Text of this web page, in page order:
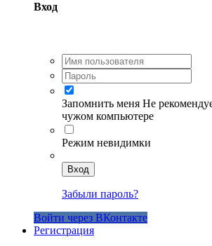
Вход
Запомнить меня Не
чужом компьютере
Режим невидимки
Вход
Забыли пароль?
Войти через ВКонтакте
Регистрация